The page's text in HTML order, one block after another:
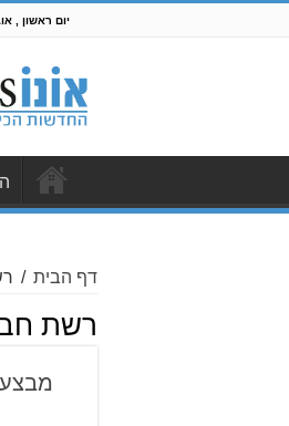
יום ראשון ,
דף הבית /
רשת